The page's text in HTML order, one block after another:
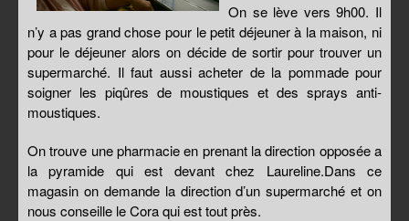
On se lève vers 9h00. Il
n’y a pas grand chose pour le petit déjeuner à la maison, ni
pour le déjeuner alors on décide de sortir pour trouver un
supermarché. Il faut aussi acheter de la pommade pour
soigner les piqûres de moustiques et des sprays anti-
moustiques.
On trouve une pharmacie en prenant la direction opposée a
la pyramide qui est devant chez Laureline.Dans ce
magasin on demande la direction d’un supermarché et on
nous conseille le Cora qui est tout près.